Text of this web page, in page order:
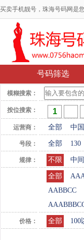
买卖手机靓号，珠海号码网是
号码筛选
模糊搜索：
按位搜索：
运营商： 全部 中
号段： 全部 130
规律： 不限 中
全部
AABBCC
价格： 全部 100